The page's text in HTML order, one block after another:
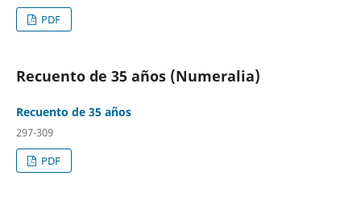
PDF
Recuento de 35 años (Numeralia)
Recuento de 35 años
297-309
PDF